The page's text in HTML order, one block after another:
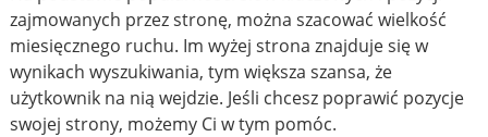
zajmowanych przez stronę, można szacować wielkość
miesięcznego ruchu. Im wyżej strona znajduje się w
wynikach wyszukiwania, tym większa szansa, że
użytkownik na nią wejdzie. Jeśli chcesz poprawić pozycje
swojej strony, możemy Ci w tym pomóc.